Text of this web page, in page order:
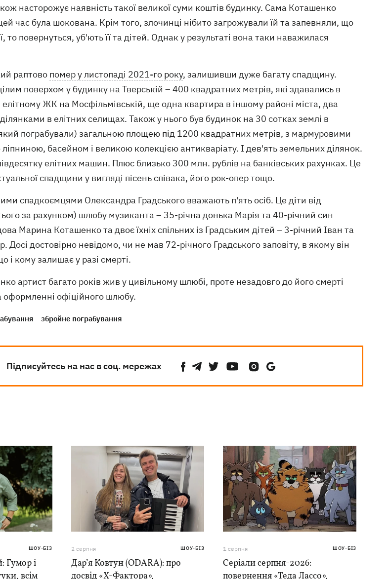
насторожує наявність такої великої суми коштів будинку. Сама Коташенко
час була шокована. Крім того, злочинці нібито загрожували їй та запевняли, що
то повернуться, уб'ють її та дітей. Однак у результаті вона таки наважилася
раптово помер у листопаді 2021-го року, залишивши дуже багату спадщину.
поверхом у будинку на Тверській – 400 квадратних метрів, які здавались в
ЖК на Мосфільмівській, ще одна квартира в іншому районі міста, два
в елітних селищах. Також у нього був будинок на 30 сотках землі в
пограбували) загальною площею під 1200 квадратних метрів, з мармуровими
басейном і великою колекцією антикваріату. І дев'ять земельних ділянок.
елітних машин. Плюс близько 300 млн. рублів на банківських рахунках. Це
спадщини у вигляді пісень співака, його рок-опер тощо.
спадкоємцями Олександра Градського вважають п'ять осіб. Це діти від
за рахунком) шлюбу музиканта – 35-річна донька Марія та 40-річний син
Марина Коташенко та двоє їхніх спільних із Градським дітей – 3-річний Іван та
Досі достовірно невідомо, чи не мав 72-річного Градського заповіту, в якому він
і кому залишає у разі смерті.
артист багато років жив у цивільному шлюбі, проте незадовго до його смерті
оформленні офіційного шлюбу.
збройне пограбування
Підписуйтесь на нас в соц. мережах
ШОУ-БІЗ
Гумор і
всім
2 серпня ШОУ-БІЗ
Дар’я Ковтун (ODARA): про
досвід «Х-Фактора»,
1 серпня ШОУ-БІЗ
Серіали серпня-2026:
повернення «Теда Лассо»,